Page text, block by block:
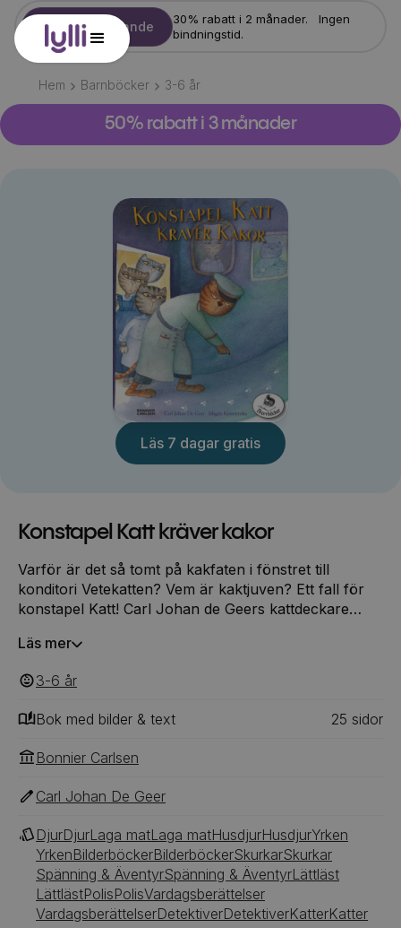
Starta erbjudande
30% rabatt i 2 månader. Ingen
bindningstid.
Hem Barnböcker 3-6 år
50% rabatt i 3 månader
Läs 7 dagar gratis
Konstapel Katt kräver kakor
Varför är det så tomt på kakfaten i fönstret till
konditori Vetekatten? Vem är kaktjuven? Ett fall för
konstapel Katt! Carl Johan de Geers kattdeckare
Katt brukar titta på kakorna i skylten varje dag, men
misstänkt! På konditoriet säger man att kakorna bara
försvinner, spårlöst. Bagare Bull är förtvivlad. Han
bakar och bakar men alla kakor försvinner i ett
nafs.Ingenting försvinner spårlöst, säger Konstapel
Katt. Se här, spår av katt-tassar… slutet av boken
finns recept på Vetekattens Drömmar.
Läs mer
3-6 ‎‎ år
Bok med bilder & text 25 ‎‎ sidor
Bonnier Carlsen
Carl Johan De Geer
DjurDjurLaga matLaga matHusdjurHusdjurYrken
YrkenBilderböckerBilderböckerSkurkarSkurkar
Spänning & ÄventyrSpänning & ÄventyrLättläst
LättlästPolisPolisVardagsberättelser
VardagsberättelserDetektiverDetektiverKatterKatter